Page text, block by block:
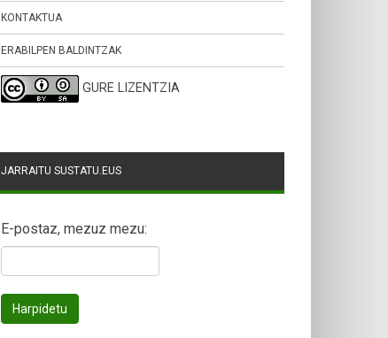
KONTAKTUA
ERABILPEN BALDINTZAK
GURE LIZENTZIA
JARRAITU SUSTATU.EUS
E-postaz, mezuz mezu: